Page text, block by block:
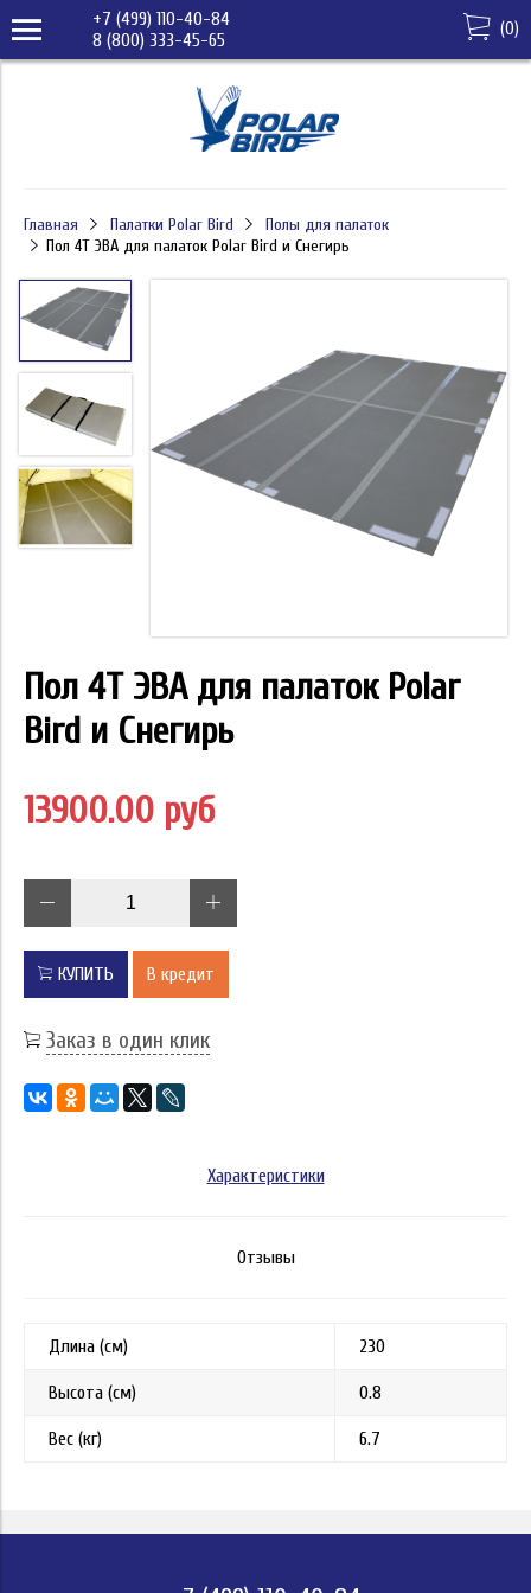
+7 (499) 110-40-84
8 (800) 333-45-65
(0)
Главная Палатки Polar Bird
Полы для палаток
Пол 4T ЭВА для палаток Polar Bird и Снегирь
Пол 4T ЭВА для палаток Polar
Bird и Снегирь
13900.00 руб
КУПИТЬ В кредит
Заказ в один клик
Характеристики
Отзывы
Длина (см) 230
Высота (см) 0.8
Вес (кг) 6.7